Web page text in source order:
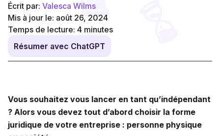
Écrit par: Valesca Wilms
Mis à jour le: août 26, 2024
Temps de lecture: 4 minutes
Résumer avec ChatGPT
Vous souhaitez vous lancer en tant qu’indépendant
? Alors vous devez tout d’abord choisir la forme
juridique de votre entreprise : personne physique